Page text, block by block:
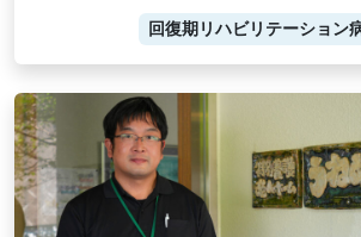
回復期リハビリテーション